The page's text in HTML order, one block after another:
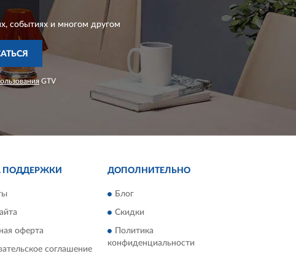
событиях и многом другом
GTV
ПОДДЕРЖКИ
оферта
соглашение
ДОПОЛНИТЕЛЬНО
Блог
Скидки
Политика
конфиденциальности